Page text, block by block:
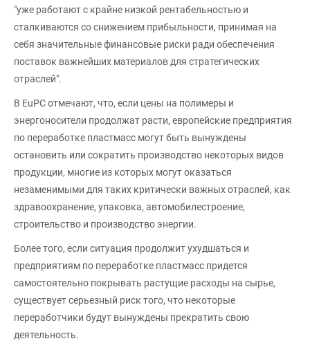
"уже работают с крайне низкой рентабельностью и
сталкиваются со снижением прибыльности, принимая на
себя значительные финансовые риски ради обеспечения
поставок важнейших материалов для стратегических
отраслей".
В EuPC отмечают, что, если цены на полимеры и
энергоносители продолжат расти, европейские предприятия
по переработке пластмасс могут быть вынуждены
остановить или сократить производство некоторых видов
продукции, многие из которых могут оказаться
незаменимыми для таких критически важных отраслей, как
здравоохранение, упаковка, автомобилестроение,
строительство и производство энергии.
Более того, если ситуация продолжит ухудшаться и
предприятиям по переработке пластмасс придется
самостоятельно покрывать растущие расходы на сырье,
существует серьезный риск того, что некоторые
переработчики будут вынуждены прекратить свою
деятельность.